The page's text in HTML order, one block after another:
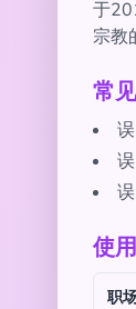
于
宗教
常
使
职